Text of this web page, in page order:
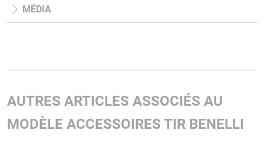
MÉDIA
AUTRES ARTICLES ASSOCIÉS AU
MODÈLE ACCESSOIRES TIR BENELLI